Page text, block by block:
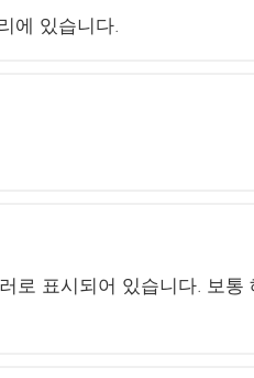
에 있습니다.
로 표시되어 있습니다. 보통